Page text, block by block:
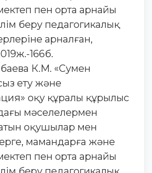
пен орта арнайы
беру педагогикалық
арналған,
166б.
К.М. «Сумен
ету және
оқу құралы құрылыс
мәселелермен
оқушылар мен
мамандарға және
пен орта арнайы